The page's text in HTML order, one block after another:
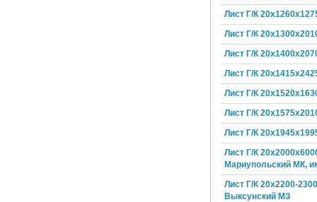
Лист Г/К
Лист Г/К
Лист Г/К
Лист Г/К
Лист Г/К
Лист Г/К
Лист Г/К
Лист Г/К
Мариупольский МК,
Лист Г/К 20х2200-
Выксунский МЗ